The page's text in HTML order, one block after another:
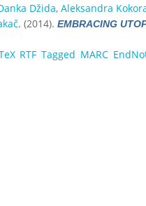
Džida, Aleksandra
. (2014). EMBRACING
RTF Tagged MARC